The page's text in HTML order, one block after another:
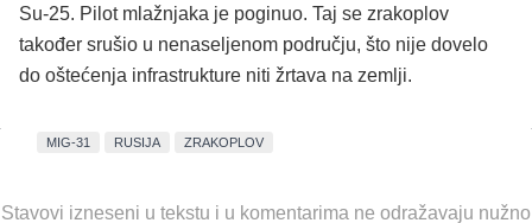
Su-25. Pilot mlažnjaka je poginuo. Taj se zrakoplov
također srušio u nenaseljenom području, što nije dovelo
do oštećenja infrastrukture niti žrtava na zemlji.
MIG-31 RUSIJA ZRAKOPLOV
Stavovi izneseni u tekstu i u komentarima ne odražavaju nužno